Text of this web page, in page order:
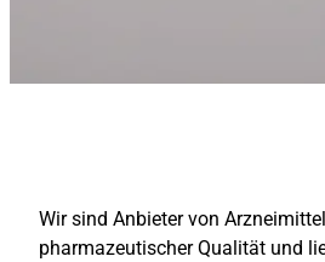
Wir sind Anbieter von
pharmazeutischer Qualität und